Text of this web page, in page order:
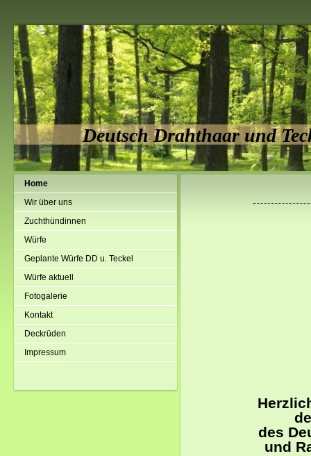
Deutsch Drahthaar und
Home
Wir über uns
Zuchthündinnen
Würfe
Geplante Würfe DD u. Teckel
Würfe aktuell
Fotogalerie
Kontakt
Deckrüden
Impressum
des
und